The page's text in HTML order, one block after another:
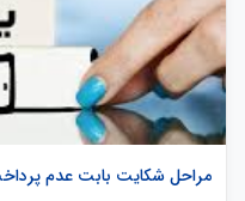
مراحل شکایت بابت عدم